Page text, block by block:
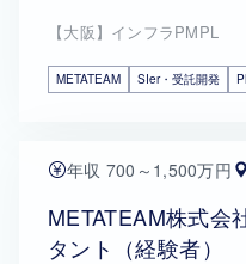
【大阪】インフラPMPL
METATEAM SIer・受託開発
年収 700～1,500万円
METATEAM株式会
タント（経験者）